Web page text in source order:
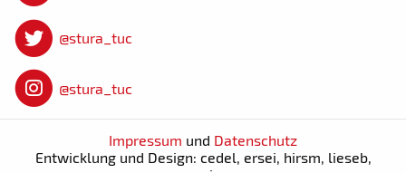
@stura_tuc
@stura_tuc
Impressum und Datenschutz
Entwicklung und Design: cedel, ersei, hirsm, lieseb,